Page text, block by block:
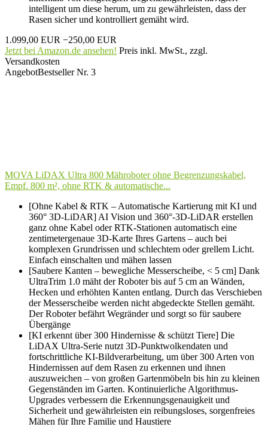
intelligent um diese herum, um zu gewährleisten, dass der
Rasen sicher und kontrolliert gemäht wird.
1.099,00 EUR −250,00 EUR
Jetzt bei Amazon.de ansehen! Preis inkl. MwSt., zzgl.
Versandkosten
AngebotBestseller Nr. 3
MOVA LiDAX Ultra 800 Mähroboter ohne Begrenzungskabel,
Empf. 800 m², ohne RTK & automatische...
[Ohne Kabel & RTK – Automatische Kartierung mit KI und
360° 3D-LiDAR] AI Vision und 360°-3D-LiDAR erstellen
ganz ohne Kabel oder RTK-Stationen automatisch eine
zentimetergenaue 3D-Karte Ihres Gartens – auch bei
komplexen Grundrissen und schlechtem oder grellem Licht.
Einfach einschalten und mähen lassen
[Saubere Kanten – bewegliche Messerscheibe, < 5 cm] Dank
UltraTrim 1.0 mäht der Roboter bis auf 5 cm an Wänden,
Hecken und erhöhten Kanten entlang. Durch das Verschieben
der Messerscheibe werden nicht abgedeckte Stellen gemäht.
Der Roboter befährt Wegränder und sorgt so für saubere
Übergänge
[KI erkennt über 300 Hindernisse & schützt Tiere] Die
LiDAX Ultra-Serie nutzt 3D-Punktwolkendaten und
fortschrittliche KI-Bildverarbeitung, um über 300 Arten von
Hindernissen auf dem Rasen zu erkennen und ihnen
auszuweichen – von großen Gartenmöbeln bis hin zu kleinen
Gegenständen im Garten. Kontinuierliche Algorithmus-
Upgrades verbessern die Erkennungsgenauigkeit und
Sicherheit und gewährleisten ein reibungsloses, sorgenfreies
Mähen für Ihre Familie und Haustiere